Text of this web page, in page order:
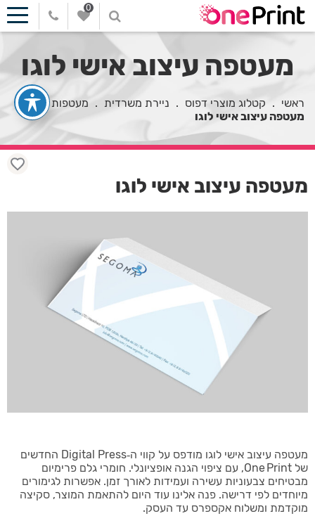
0
מעטפה עיצוב אישי לוגו
ראשי . קטלוג מוצרי דפוס . ניירת משרדית . מעטפות .
מעטפה עיצוב אישי לוגו
מעטפה עיצוב אישי לוגו מודפס על קווי ה‑Digital Press החדשים
של One Print, עם ציפוי הגנה אופציונלי. חומרי גלם פרימיום
מבטיחים צבעוניות עשירה ועמידות לאורך זמן. אפשרות לגימורים
מיוחדים לפי דרישה. פנה אלינו עוד היום להתאמת המוצר, סקיצה
מוקדמת ומשלוח אקספרס עד העסק.
מעטפה עיצוב אישי לוגו